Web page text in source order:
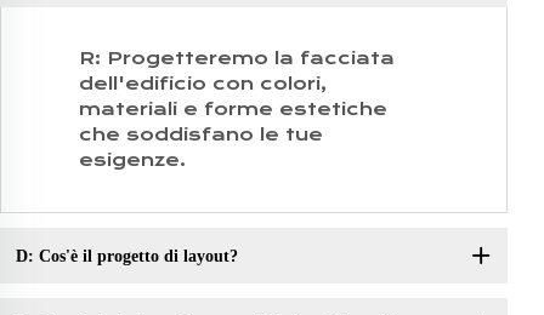
R: Progetteremo la facciata
dell'edificio con colori,
materiali e forme estetiche
che soddisfano le tue
esigenze.
D: Cos'è il progetto di layout?